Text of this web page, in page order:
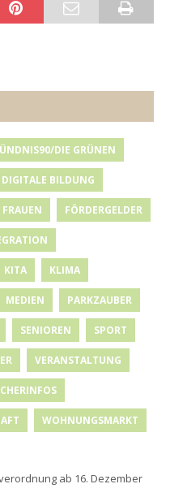
DIE GRÜNEN
DIGITALE BILDUNG
FRAUEN FÖRDERGELDER
KITA KLIMA
MEDIEN PARKZAUBER
SENIOREN SPORT
VERANSTALTUNG
WOHNUNGSMARKT
ab 16. Dezember